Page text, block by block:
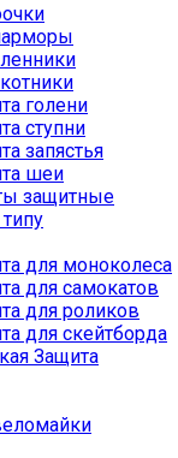
голени
ступни
запястья
шеи
защитные
для моноколеса
для самокатов
для роликов
для скейтборда
Защита